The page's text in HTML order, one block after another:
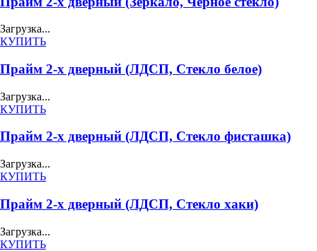
Загрузка...
КУПИТЬ
Прайм 2-х дверный (ЛДСП, Стекло белое)
Загрузка...
КУПИТЬ
Прайм 2-х дверный (ЛДСП, Стекло фисташка)
Загрузка...
КУПИТЬ
Прайм 2-х дверный (ЛДСП, Стекло хаки)
Загрузка...
КУПИТЬ